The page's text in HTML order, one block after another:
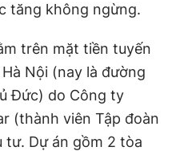
Tòa soạn Chính sách bảo
Thành
tăng không ngừng.
trên mặt tiền tuyến
Nội (nay là đường
Đức) do Công ty
(thành viên Tập đoàn
tư. Dự án gồm 2 tòa